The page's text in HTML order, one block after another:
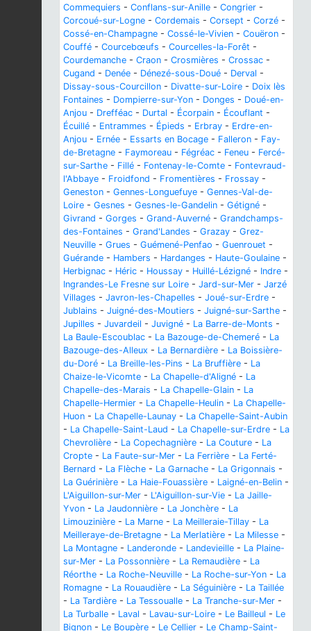
Commequiers - Conflans-sur-Anille - Congrier -
Corcoué-sur-Logne - Cordemais - Corsept - Corzé -
Cossé-en-Champagne - Cossé-le-Vivien - Couëron -
Couffé - Courcebœufs - Courcelles-la-Forêt -
Courdemanche - Craon - Crosmières - Crossac -
Cugand - Denée - Dénezé-sous-Doué - Derval -
Dissay-sous-Courcillon - Divatte-sur-Loire - Doix lès
Fontaines - Dompierre-sur-Yon - Donges - Doué-en-
Anjou - Drefféac - Durtal - Écorpain - Écouflant -
Écuillé - Entrammes - Épieds - Erbray - Erdre-en-
Anjou - Ernée - Essarts en Bocage - Falleron - Fay-
de-Bretagne - Faymoreau - Fégréac - Feneu - Fercé-
sur-Sarthe - Fillé - Fontenay-le-Comte - Fontevraud-
l'Abbaye - Froidfond - Fromentières - Frossay -
Geneston - Gennes-Longuefuye - Gennes-Val-de-
Loire - Gesnes - Gesnes-le-Gandelin - Gétigné -
Givrand - Gorges - Grand-Auverné - Grandchamps-
des-Fontaines - Grand'Landes - Grazay - Grez-
Neuville - Grues - Guémené-Penfao - Guenrouet -
Guérande - Hambers - Hardanges - Haute-Goulaine -
Herbignac - Héric - Houssay - Huillé-Lézigné - Indre -
Ingrandes-Le Fresne sur Loire - Jard-sur-Mer - Jarzé
Villages - Javron-les-Chapelles - Joué-sur-Erdre -
Jublains - Juigné-des-Moutiers - Juigné-sur-Sarthe -
Jupilles - Juvardeil - Juvigné - La Barre-de-Monts -
La Baule-Escoublac - La Bazouge-de-Chemeré - La
Bazouge-des-Alleux - La Bernardière - La Boissière-
du-Doré - La Breille-les-Pins - La Bruffière - La
Chaize-le-Vicomte - La Chapelle-d'Aligné - La
Chapelle-des-Marais - La Chapelle-Glain - La
Chapelle-Hermier - La Chapelle-Heulin - La Chapelle-
Huon - La Chapelle-Launay - La Chapelle-Saint-Aubin
- La Chapelle-Saint-Laud - La Chapelle-sur-Erdre - La
Chevrolière - La Copechagnière - La Couture - La
Cropte - La Faute-sur-Mer - La Ferrière - La Ferté-
Bernard - La Flèche - La Garnache - La Grigonnais -
La Guérinière - La Haie-Fouassière - Laigné-en-Belin -
L'Aiguillon-sur-Mer - L'Aiguillon-sur-Vie - La Jaille-
Yvon - La Jaudonnière - La Jonchère - La
Limouzinière - La Marne - La Meilleraie-Tillay - La
Meilleraye-de-Bretagne - La Merlatière - La Milesse -
La Montagne - Landeronde - Landevieille - La Plaine-
sur-Mer - La Possonnière - La Remaudière - La
Réorthe - La Roche-Neuville - La Roche-sur-Yon - La
Romagne - La Rouaudière - La Séguinière - La Taillée
- La Tardière - La Tessoualle - La Tranche-sur-Mer -
La Turballe - Laval - Lavau-sur-Loire - Le Bailleul - Le
Bignon - Le Boupère - Le Cellier - Le Champ-Saint-